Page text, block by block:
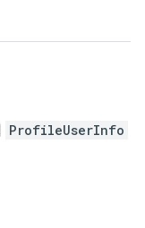
ProfileUserInfo